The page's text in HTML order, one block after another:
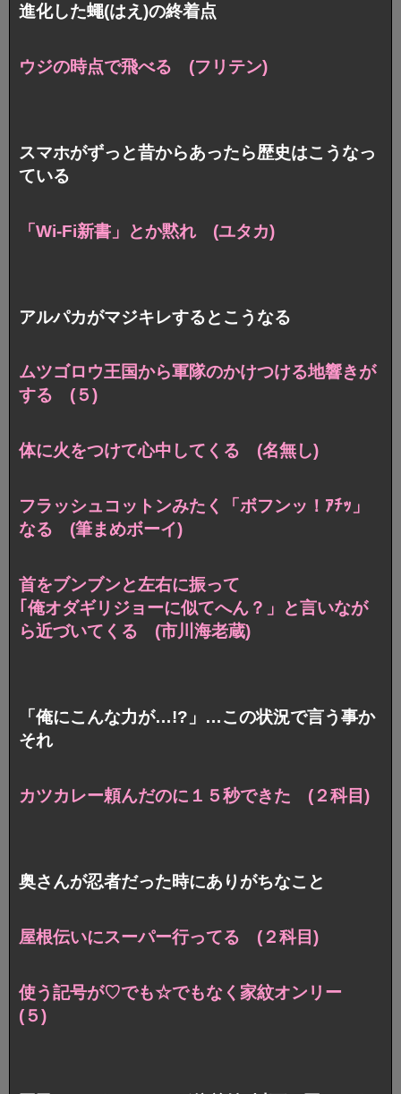
進化した蠅(はえ)の終着点
ウジの時点で飛べる (フリテン)
スマホがずっと昔からあったら歴史はこうなっ
ている
「Wi-Fi新書」とか黙れ (ユタカ)
アルパカがマジキレするとこうなる
ムツゴロウ王国から軍隊のかけつける地響きが
する (５)
体に火をつけて心中してくる (名無し)
フラッシュコットンみたく「ボフンッ！ｱﾁｯ」
なる (筆まめボーイ)
首をブンブンと左右に振って
｢俺オダギリジョーに似てへん？」と言いなが
ら近づいてくる (市川海老蔵)
「俺にこんな力が…!?」…この状況で言う事か
それ
カツカレー頼んだのに１５秒できた (２科目)
奥さんが忍者だった時にありがちなこと
屋根伝いにスーパー行ってる (２科目)
使う記号が♡でも☆でもなく家紋オンリー
(５)